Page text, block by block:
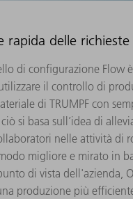
rapida delle
di configurazione Flow
il controllo di
di TRUMPF con
si basa sull’idea di
nelle attività di
migliore e mirato in
di vista dell'azienda,
produzione più